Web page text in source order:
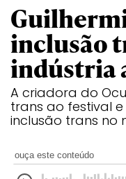
inclusão
indústria
A criadora do
trans ao festival
inclusão trans no
ouça este conteúdo